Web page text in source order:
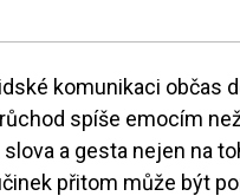
komunikaci občas
spíše emocím
a gesta nejen na
přitom může být